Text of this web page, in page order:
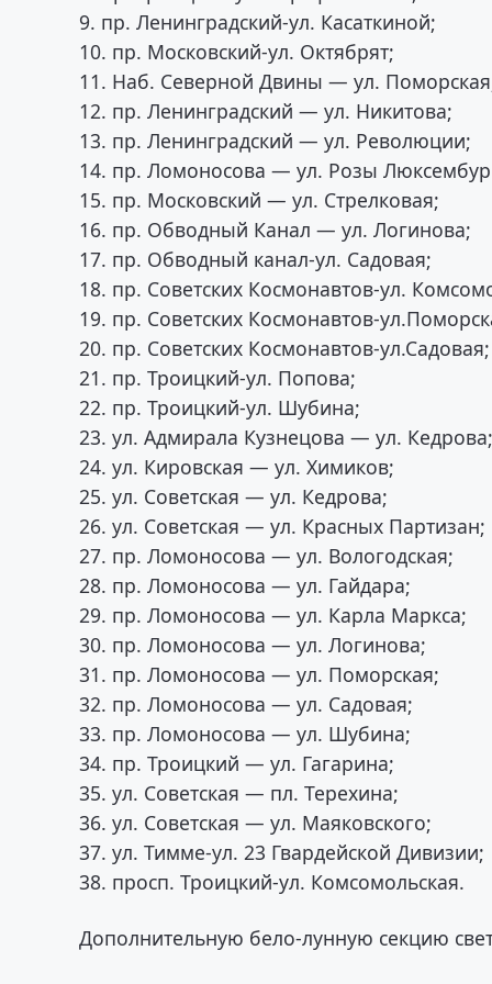
9. пр. Ленинградский-ул. Касаткиной;
10. пр. Московский-ул. Октябрят;
11. Наб. Северной Двины — ул.
12. пр. Ленинградский — ул. Никитова;
13. пр. Ленинградский — ул. Революции;
14. пр. Ломоносова — ул. Розы
15. пр. Московский — ул. Стрелковая;
16. пр. Обводный Канал — ул. Логинова;
17. пр. Обводный канал-ул. Садовая;
18. пр. Советских Космонавтов-ул.
19. пр. Советских Космонавтов-
20. пр. Советских Космонавтов-ул.Садовая;
21. пр. Троицкий-ул. Попова;
22. пр. Троицкий-ул. Шубина;
23. ул. Адмирала Кузнецова — ул.
24. ул. Кировская — ул. Химиков;
25. ул. Советская — ул. Кедрова;
26. ул. Советская — ул. Красных Партизан;
27. пр. Ломоносова — ул. Вологодская;
28. пр. Ломоносова — ул. Гайдара;
29. пр. Ломоносова — ул. Карла Маркса;
30. пр. Ломоносова — ул. Логинова;
31. пр. Ломоносова — ул. Поморская;
32. пр. Ломоносова — ул. Садовая;
33. пр. Ломоносова — ул. Шубина;
34. пр. Троицкий — ул. Гагарина;
35. ул. Советская — пл. Терехина;
36. ул. Советская — ул. Маяковского;
37. ул. Тимме-ул. 23 Гвардейской Дивизии;
38. просп. Троицкий-ул. Комсомольская.
Дополнительную бело-лунную секцию